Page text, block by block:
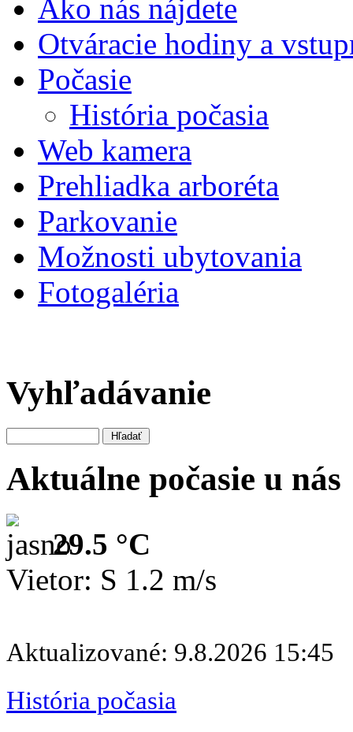
Ako nás nájdete
Otváracie hodiny a
Počasie
História počasia
Web kamera
Prehliadka arboréta
Parkovanie
Možnosti ubytovania
Fotogaléria
Vyhľadávanie
Aktuálne počasie u nás
29.5 °C
Vietor: S 1.2 m/s
Aktualizované: 9.8.2026 15:45
História počasia